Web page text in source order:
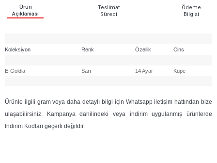
Ürün
Açıklaması
Teslimat
Süreci
Ödeme
Bilgisi
Koleksiyon Renk Özellik Cins
E-Goldia Sarı 14 Ayar Küpe
Ürünle ilgili gram veya daha detaylı bilgi için Whatsapp iletişim hattından bize
ulaşabilirsiniz. Kampanya dahilindeki veya indirim uygulanmış ürünlerde
İndirim Kodları geçerli değildir.